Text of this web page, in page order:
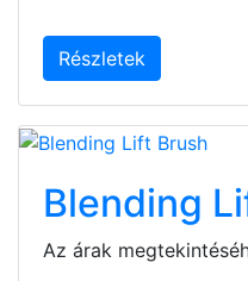
Részletek
Blending
Az árak